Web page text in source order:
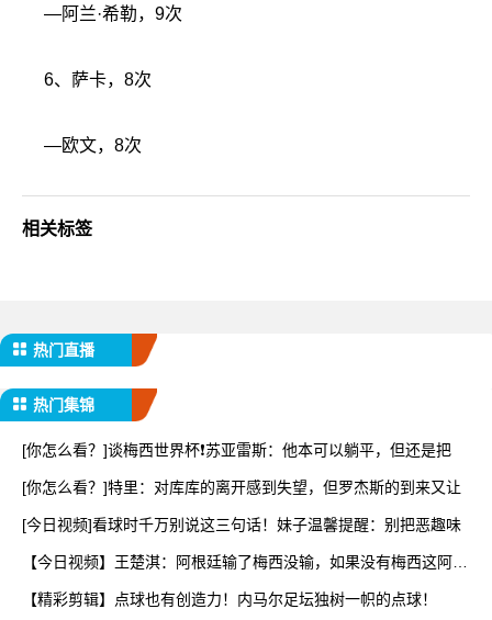
—阿兰·希勒，9次
6、萨卡，8次
—欧文，8次
相关标签
热门直播
热门集锦
[你怎么看？]谈梅西世界杯❗苏亚雷斯：他本可以躺平，但还是把
[你怎么看？]特里：对库库的离开感到失望，但罗杰斯的到来又让
[今日视频]看球时千万别说这三句话！妹子温馨提醒：别把恶趣味
【今日视频】王楚淇：阿根廷输了梅西没输，如果没有梅西这阿根
【精彩剪辑】点球也有创造力！内马尔足坛独树一帜的点球！